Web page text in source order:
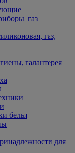
газ
газ,
галантерея
белья
для